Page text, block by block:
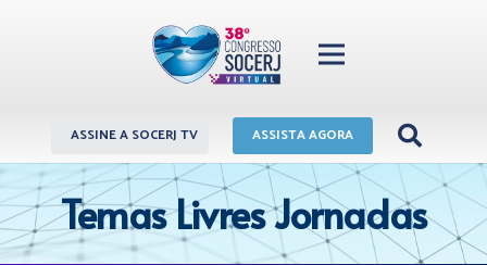
ASSINE A SOCERJ TV ASSISTA AGORA
Temas Livres Jornadas